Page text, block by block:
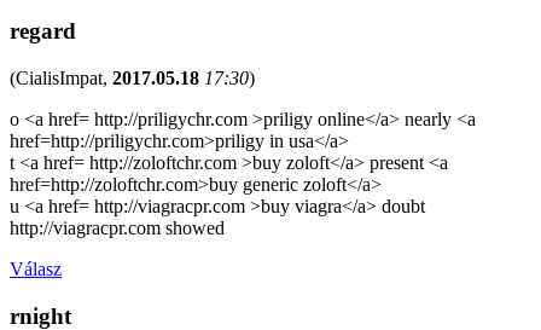
regard
(CialisImpat, 2017.05.18 17:30)
o <a href= http://priligychr.com >priligy online</a> nearly <a
href=http://priligychr.com>priligy in usa</a>
t <a href= http://zoloftchr.com >buy zoloft</a> present <a
href=http://zoloftchr.com>buy generic zoloft</a>
u <a href= http://viagracpr.com >buy viagra</a> doubt
http://viagracpr.com showed
Válasz
rnight